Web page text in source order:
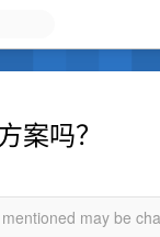
案吗？
may be